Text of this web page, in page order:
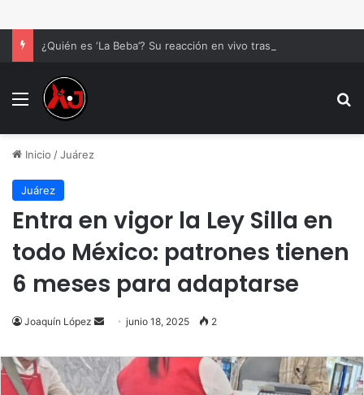
Menu
Inicio /Juárez
Juárez
Entra en vigor la Ley Silla en
todo México: patrones tienen
6 meses para adaptarse
Joaquín López
Send
email
junio 18, 2025 2